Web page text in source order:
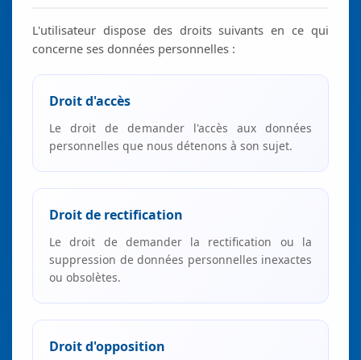
L'utilisateur dispose des droits suivants en ce qui
concerne ses données personnelles :
Droit d'accès
Le droit de demander l'accès aux données
personnelles que nous détenons à son sujet.
Droit de rectification
Le droit de demander la rectification ou la
suppression de données personnelles inexactes
ou obsolètes.
Droit d'opposition